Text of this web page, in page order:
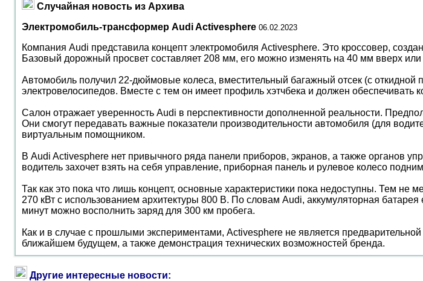
Случайная новость из Архива
Электромобиль-трансформер Audi Activesphere 06.02.2023
Компания Audi представила концепт электромобиля Activesphere. Это кроссовер,
Базовый дорожный просвет составляет 208 мм, его можно изменять на 40 мм вверх или
Автомобиль получил 22-дюймовые колеса, вместительный багажный отсек (с откидной
электровелосипедов. Вместе с тем он имеет профиль хэтчбека и должен обеспечивать
Салон отражает уверенность Audi в перспективности дополненной реальности.
Они смогут передавать важные показатели производительности автомобиля (для
виртуальным помощником.
В Audi Activesphere нет привычного ряда панели приборов, экранов, а также органов
водитель захочет взять на себя управление, приборная панель и рулевое колесо
Так как это пока что лишь концепт, основные характеристики пока недоступны. Тем
270 кВт с использованием архитектуры 800 В. По словам Audi, аккумуляторная
минут можно восполнить заряд для 300 км пробега.
Как и в случае с прошлыми экспериментами, Activesphere не является
ближайшем будущем, а также демонстрация технических возможностей бренда.
Другие интересные новости: